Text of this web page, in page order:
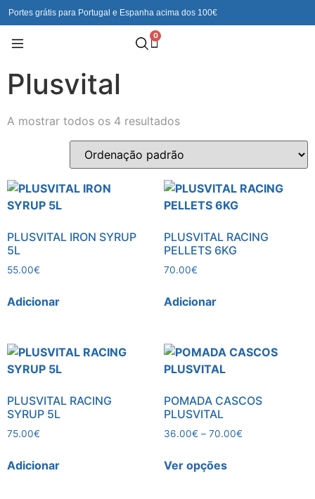
Portes grátis para Portugal e Espanha acima dos 100€
0
Plusvital
A mostrar todos os 4 resultados
PLUSVITAL IRON SYRUP
5L
55.00€
Adicionar
PLUSVITAL RACING
PELLETS 6KG
70.00€
Adicionar
PLUSVITAL RACING
SYRUP 5L
75.00€
Adicionar
POMADA CASCOS
PLUSVITAL
36.00€ – 70.00€
Ver opções